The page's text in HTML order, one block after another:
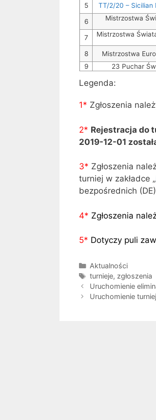
5
TT/2/20 – Sicilian
6
Mistrzostwa
7
Mistrzostwa
8
Mistrzostwa
9
23 Puchar
Legenda:
1* Zgłoszenia
2* Rejestracja do
2019-12-01
3* Zgłoszenia
turniej w zakładce „
bezpośrednich (DE)
4* Zgłoszenia
5* Dotyczy puli
Kategorie
Aktualności
Tagi
turnieje, zgłoszenia
Uruchomienie
Uruchomienie